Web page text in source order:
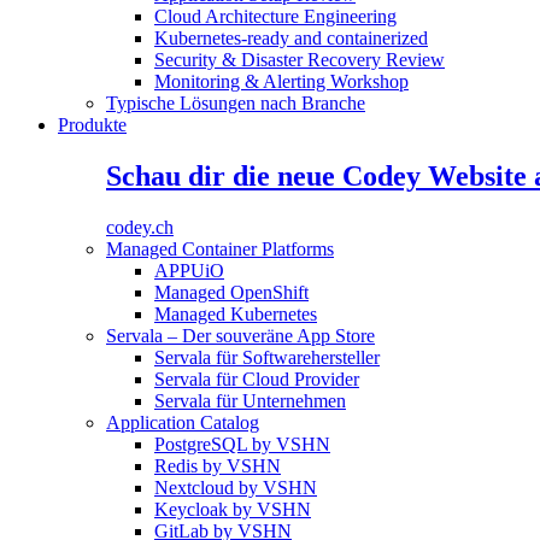
Cloud Architecture Engineering
Kubernetes-ready and containerized
Security & Disaster Recovery Review
Monitoring & Alerting Workshop
Typische Lösungen nach Branche
Produkte
Schau dir die neue Codey Website
codey.ch
Managed Container Platforms
APPUiO
Managed OpenShift
Managed Kubernetes
Servala – Der souveräne App Store
Servala für Softwarehersteller
Servala für Cloud Provider
Servala für Unternehmen
Application Catalog
PostgreSQL by VSHN
Redis by VSHN
Nextcloud by VSHN
Keycloak by VSHN
GitLab by VSHN